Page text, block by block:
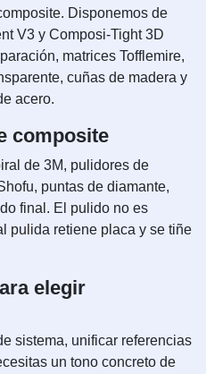
Disponemos de
V3 y Composi-Tight 3D
matrices Tofflemire,
cuñas de madera y
acero.
composite
de 3M, pulidores de
puntas de diamante,
final. El pulido no es
pulida retiene placa y se tiñe
elegir
sistema, unificar referencias
un tono concreto de